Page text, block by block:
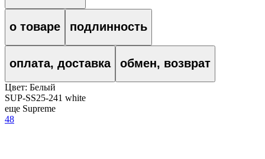
о товаре подлинность
оплата, доставка обмен, возврат
Цвет: Белый
SUP-SS25-241 white
еще Supreme
48